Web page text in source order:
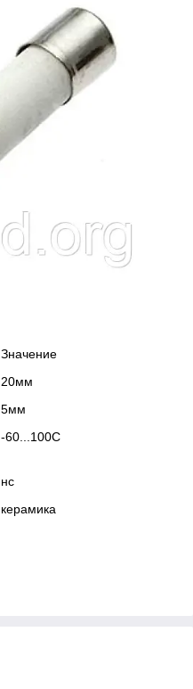
Значение
20мм
5мм
-60...100С
нс
керамика